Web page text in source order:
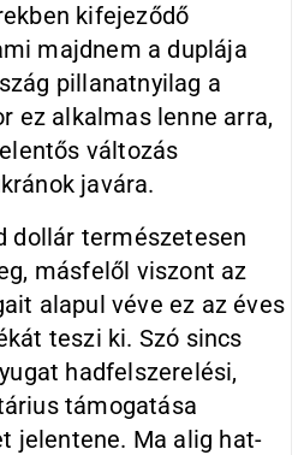
kifejeződő
majdnem a duplája
pillanatnyilag a
ez alkalmas lenne arra,
változás
javára.
dollár természetesen
másfelől viszont az
alapul véve ez az éves
teszi ki. Szó sincs
hadfelszerelési,
támogatása
jelentene. Ma alig hat-